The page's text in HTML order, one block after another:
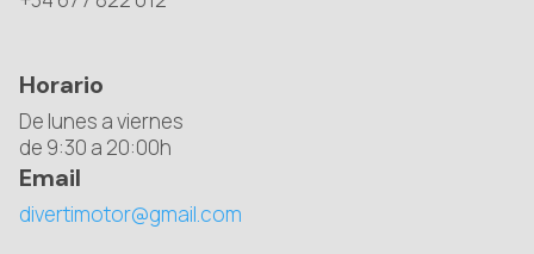
Horario
De lunes a viernes
de 9:30 a 20:00h
Email
divertimotor@gmail.com